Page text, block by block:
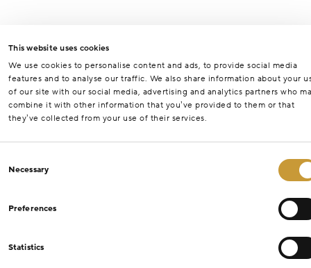
This website uses cookies
We use cookies to personalise content and ads, to provide social media
features and to analyse our traffic. We also share information about your
of our site with our social media, advertising and analytics partners who
combine it with other information that you’ve provided to them or that
they’ve collected from your use of their services.
Selection
Necessary
Preferences
Statistics